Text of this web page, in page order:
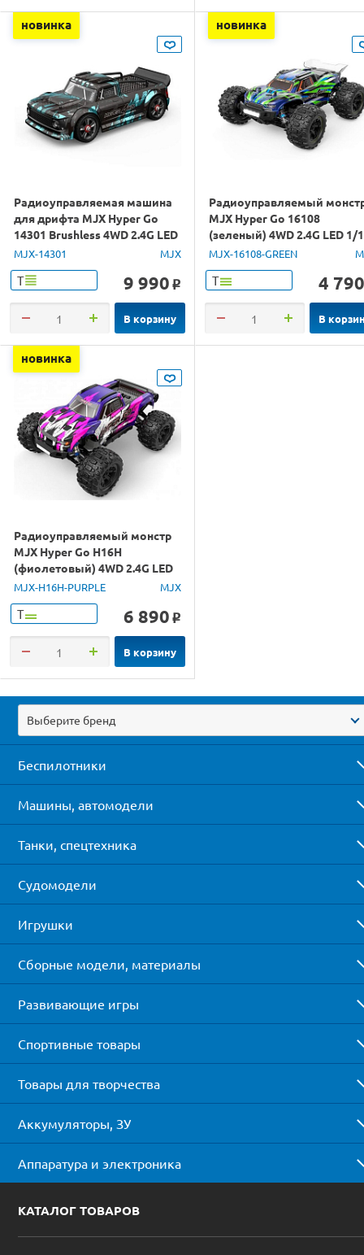
новинка
Радиоуправляемая машина
для дрифта MJX Hyper Go
14301 Brushless 4WD 2.4G LED
1/14 RTR
MJX-14301 MJX
Т 9 990 o
В корзину
новинка
Радиоуправляемый
MJX Hyper Go 16108
(зеленый) 4WD 2.4G LED 1/
RTR
MJX-16108-GREEN
Т 4 790
В
новинка
Радиоуправляемый монстр
MJX Hyper Go H16H
(фиолетовый) 4WD 2.4G LED
GPS 1/16 RTR
MJX-H16H-PURPLE MJX
Т 6 890 o
В корзину
Выберите бренд
Беспилотники
Машины, автомодели
Танки, спецтехника
Судомодели
Игрушки
Сборные модели, материалы
Развивающие игры
Спортивные товары
Товары для творчества
Аккумуляторы, ЗУ
Аппаратура и электроника
КАТАЛОГ ТОВАРОВ